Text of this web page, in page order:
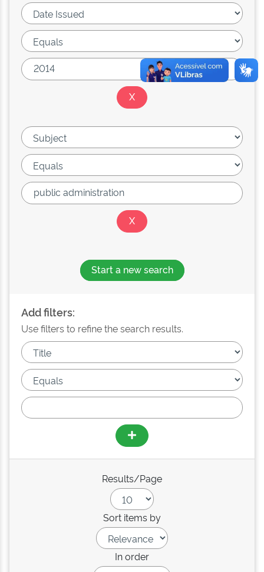
Start a new search
Add filters:
Use filters to refine the search results.
Results/Page
Sort items by
In order